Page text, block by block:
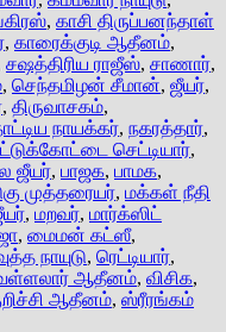
, காசி திருப்பனந்தாள்
, காரைக்குடி ஆதீனம்,
சஷத்திரிய ராஜீஸ், சாணார்,
, செந்தமிழன் சீமான், ஜீயர்,
, திருவாசகம்,
நாயக்கர், நகரத்தார்,
செட்டியார்,
ஜீயர், பாஜக, பாமக,
முத்தரையர், மக்கள் நீதி
, மறவர், மார்க்ஸிட்
, மைமன் கட்ஸீ,
நாயுடு, ரெட்டியார்,
ஆதீனம், விசிக,
ஆதீனம், ஸ்ரீரங்கம்